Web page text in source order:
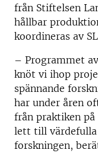
från Stiftelsen
hållbar
koordineras av
– Programmet
knöt vi ihop
spännande
har under åren
från praktiken
lett till värdefulla
forskningen,